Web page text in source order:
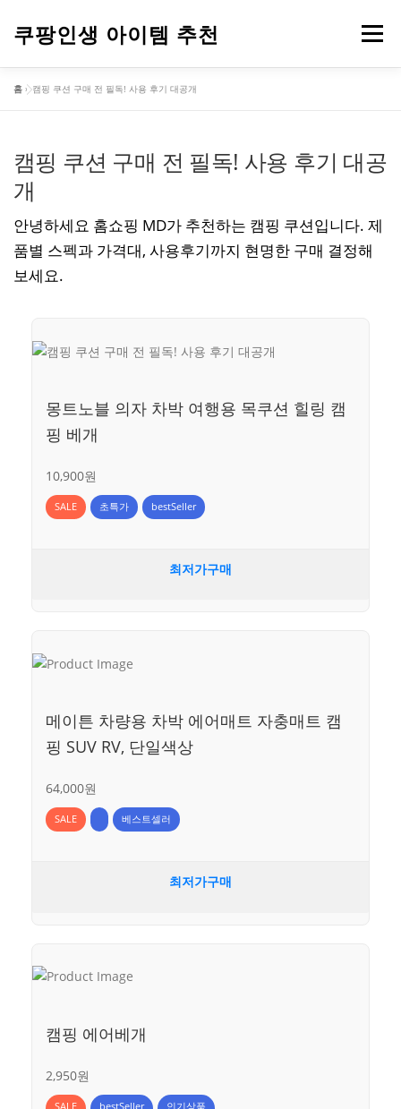
로
쿠팡인생 아이템 추천 메뉴
컴퓨터 기타
홈 »캠핑 쿠션 구매 전 필독! 사용 후기 대공개
캠핑 쿠션 구매 전 필독! 사용 후기 대공
개
안녕하세요 홈쇼핑 MD가 추천하는 캠핑 쿠션입니다. 제
품별 스펙과 가격대, 사용후기까지 현명한 구매 결정해
보세요.
몽트노블 의자 차박 여행용 목쿠션 힐링 캠
핑 베개
10,900원
SALE 초특가 bestSeller
최저가구매
메이튼 차량용 차박 에어매트 자충매트 캠
핑 SUV RV, 단일색상
64,000원
SALE 베스트셀러
최저가구매
캠핑 에어베개
2,950원
SALE bestSeller 인기상품